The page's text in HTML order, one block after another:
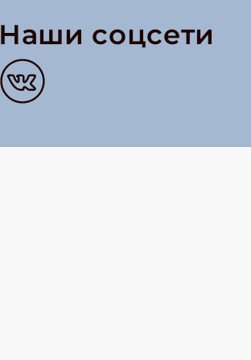
Наши соцсети